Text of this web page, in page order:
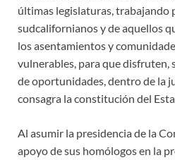
últimas legislaturas, trabajando
sudcalifornianos y de aquellos
los asentamientos y
vulnerables, para que disfruten,
de oportunidades, dentro de la
consagra la constitución del
Al asumir la presidencia de la
apoyo de sus homólogos en la